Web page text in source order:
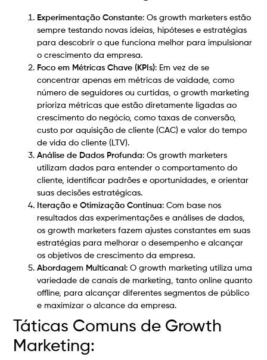
Experimentação Constante: Os growth marketers estão
sempre testando novas ideias, hipóteses e estratégias
para descobrir o que funciona melhor para impulsionar
o crescimento da empresa.
Foco em Métricas Chave (KPIs): Em vez de se
concentrar apenas em métricas de vaidade, como
número de seguidores ou curtidas, o growth marketing
prioriza métricas que estão diretamente ligadas ao
crescimento do negócio, como taxas de conversão,
custo por aquisição de cliente (CAC) e valor do tempo
de vida do cliente (LTV).
Análise de Dados Profunda: Os growth marketers
utilizam dados para entender o comportamento do
cliente, identificar padrões e oportunidades, e orientar
suas decisões estratégicas.
Iteração e Otimização Contínua: Com base nos
resultados das experimentações e análises de dados,
os growth marketers fazem ajustes constantes em suas
estratégias para melhorar o desempenho e alcançar
os objetivos de crescimento da empresa.
Abordagem Multicanal : O growth marketing utiliza uma
variedade de canais de marketing, tanto online quanto
offline, para alcançar diferentes segmentos de público
e maximizar o alcance da empresa.
Táticas Comuns de Growth
Marketing: